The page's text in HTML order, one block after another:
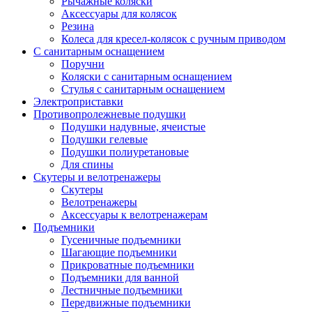
Аксессуары для колясок
Резина
Колеса для кресел-колясок с ручным приводом
С санитарным оснащением
Поручни
Коляски с санитарным оснащением
Стулья с санитарным оснащением
Электроприставки
Противопролежневые подушки
Подушки надувные, ячеистые
Подушки гелевые
Подушки полиуретановые
Для спины
Скутеры и велотренажеры
Скутеры
Велотренажеры
Аксессуары к велотренажерам
Подъемники
Гусеничные подъемники
Шагающие подъемники
Прикроватные подъемники
Подъемники для ванной
Лестничные подъемники
Передвижные подъемники